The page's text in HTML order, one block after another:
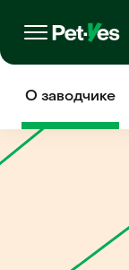
О заводчике